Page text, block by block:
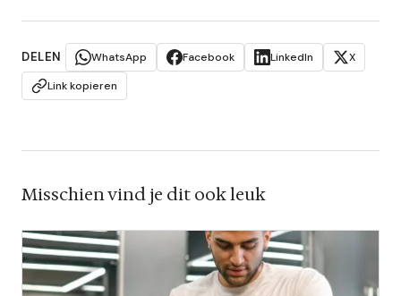
DELEN WhatsApp Facebook LinkedIn
X
Link kopieren
Misschien vind je dit ook leuk